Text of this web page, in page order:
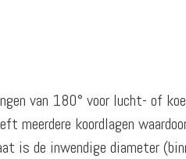
van 180° voor lucht- of
meerdere koordlagen
is de inwendige diameter